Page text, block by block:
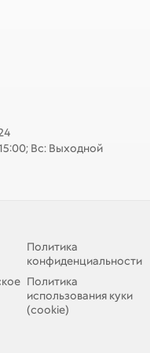
Вс: Выходной
Политика
конфиденциальности
Политика
использования куки
(cookie)